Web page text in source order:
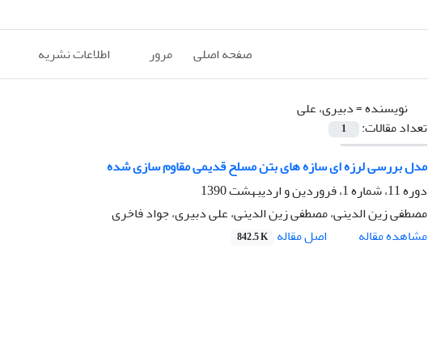
صفحه اصلی مرور اطلاعات نشریه
نویسنده =دبیری، علی
تعداد مقالات:
1
مدل بررسی لرزه ای سازه های بتن مسلح قدیمی مقاوم سازی شده
دوره 11، شماره 1، فروردین و اردیبهشت 1390
مصطفی زین الدینی، مصطفی زین الدینی، علی دبیری، جواد فاخری
مشاهده مقاله
اصل مقاله 842.5 K